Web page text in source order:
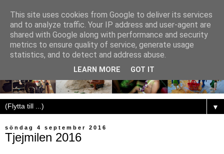
▼
söndag 4 september 2016
Tjejmilen 2016
This site uses cookies from Google to deliver its services
and to analyze traffic. Your IP address and user-agent are
shared with Google along with performance and security
metrics to ensure quality of service, generate usage
statistics, and to detect and address abuse.
LEARN MORE GOT IT